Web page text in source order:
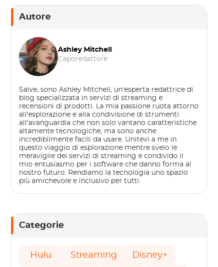
Autore
Ashley Mitchell
Caporedattore
Salve, sono Ashley Mitchell, un'esperta redattrice di
blog specializzata in servizi di streaming e
recensioni di prodotti. La mia passione ruota attorno
all'esplorazione e alla condivisione di strumenti
all'avanguardia che non solo vantano caratteristiche
altamente tecnologiche, ma sono anche
incredibilmente facili da usare. Unitevi a me in
questo viaggio di esplorazione mentre svelo le
meraviglie dei servizi di streaming e condivido il
mio entusiasmo per i software che danno forma al
nostro futuro. Rendiamo la tecnologia uno spazio
più amichevole e inclusivo per tutti.
Categorie
Hulu Streaming Disney+